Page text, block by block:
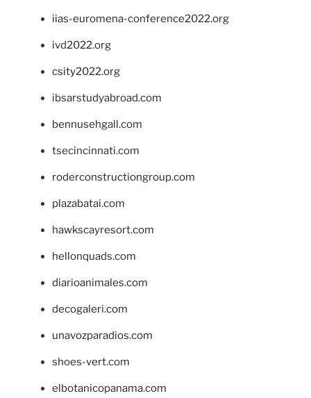
iias-euromena-conference2022.org
ivd2022.org
csity2022.org
ibsarstudyabroad.com
bennusehgall.com
tsecincinnati.com
roderconstructiongroup.com
plazabatai.com
hawkscayresort.com
hellonquads.com
diarioanimales.com
decogaleri.com
unavozparadios.com
shoes-vert.com
elbotanicopanama.com